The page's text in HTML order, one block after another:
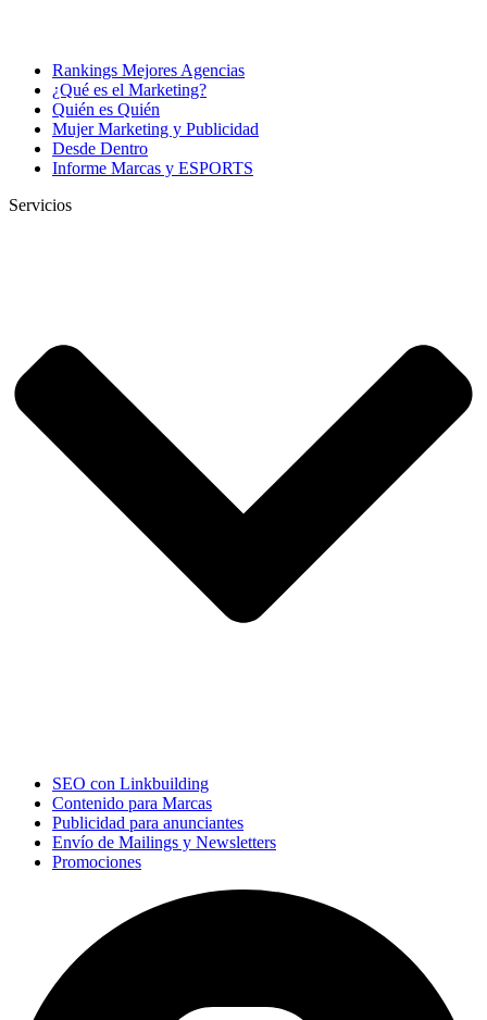
Rankings Mejores Agencias
¿Qué es el Marketing?
Quién es Quién
Mujer Marketing y Publicidad
Desde Dentro
Informe Marcas y ESPORTS
Servicios
SEO con Linkbuilding
Contenido para Marcas
Publicidad para anunciantes
Envío de Mailings y Newsletters
Promociones